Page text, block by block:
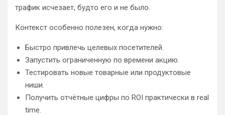
трафик исчезает, будто его и не было.
Контекст особенно полезен, когда нужно:
Быстро привлечь целевых посетителей.
Запустить ограниченную по времени акцию.
Тестировать новые товарные или продуктовые
ниши.
Получить отчётные цифры по ROI практически в real
time.